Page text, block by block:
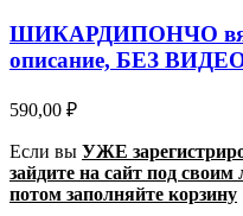
ШИКАРДИПОНЧО
описание, БЕЗ
590,00 ₽
Если вы УЖЕ
зайдите на сайт под своим
потом заполняйте корзину